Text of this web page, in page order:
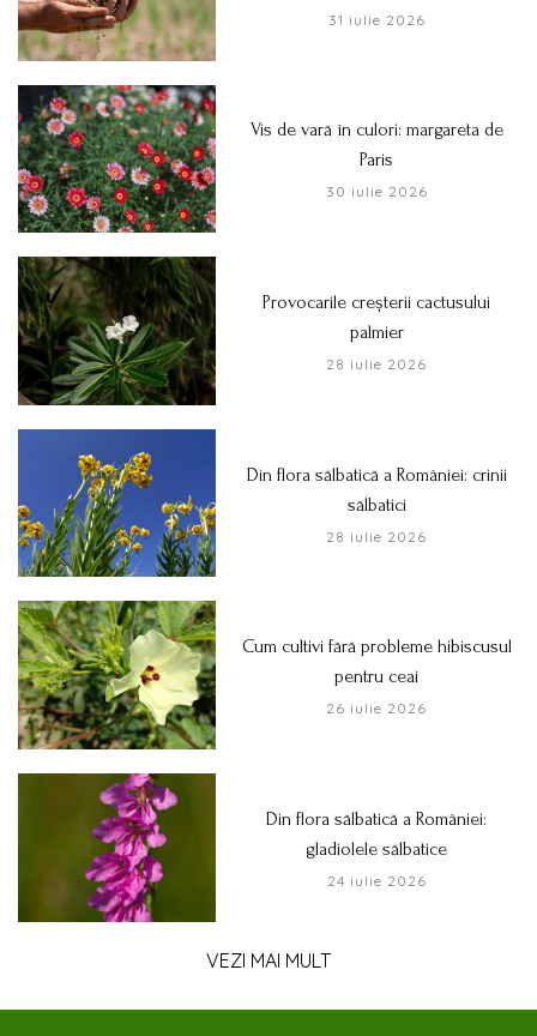
31 iulie 2026
Vis de vară în culori: margareta de
Paris
30 iulie 2026
Provocarile creșterii cactusului
palmier
28 iulie 2026
Din flora sălbatică a României: crinii
sălbatici
28 iulie 2026
Cum cultivi fără probleme hibiscusul
pentru ceai
26 iulie 2026
Din flora sălbatică a României:
gladiolele sălbatice
24 iulie 2026
VEZI MAI MULT